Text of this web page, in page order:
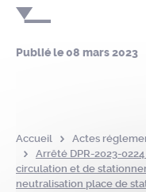
Publié le08 mars 2023
Accueil
Actes
Arrêté DPR-2023-
circulation et de
neutralisation place de